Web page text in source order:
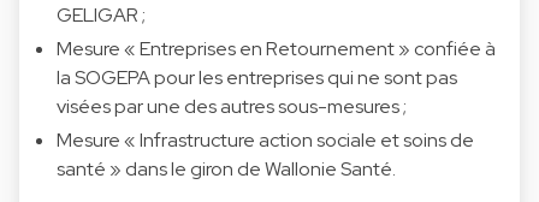
GELIGAR ;
Mesure « Entreprises en Retournement » confiée à
la SOGEPA pour les entreprises qui ne sont pas
visées par une des autres sous-mesures ;
Mesure « Infrastructure action sociale et soins de
santé » dans le giron de Wallonie Santé.